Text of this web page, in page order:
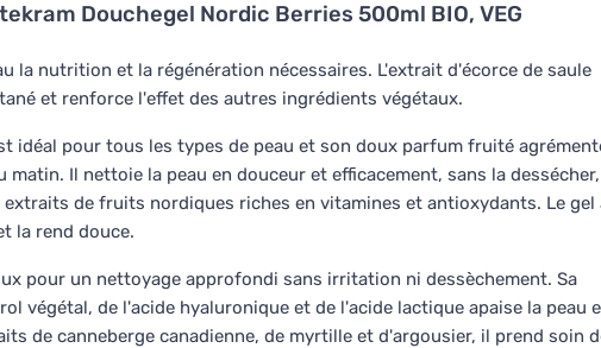
Douchegel Nordic Berries 500ml BIO, VEG
la nutrition et la régénération nécessaires. L'extrait d'écorce de saule
et renforce l'effet des autres ingrédients végétaux.
idéal pour tous les types de peau et son doux parfum fruité
Il nettoie la peau en douceur et efficacement, sans la
de fruits nordiques riches en vitamines et antioxydants. Le gel
la rend douce.
pour un nettoyage approfondi sans irritation ni dessèchement. Sa
végétal, de l'acide hyaluronique et de l'acide lactique apaise la peau
de canneberge canadienne, de myrtille et d'argousier, il prend soin